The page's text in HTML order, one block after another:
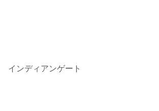
インディアンゲート